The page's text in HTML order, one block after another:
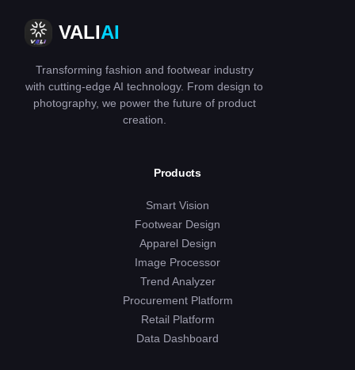
VALIAI
Transforming fashion and footwear industry
with cutting-edge AI technology. From design to
photography, we power the future of product
creation.
Products
Smart Vision
Footwear Design
Apparel Design
Image Processor
Trend Analyzer
Procurement Platform
Retail Platform
Data Dashboard